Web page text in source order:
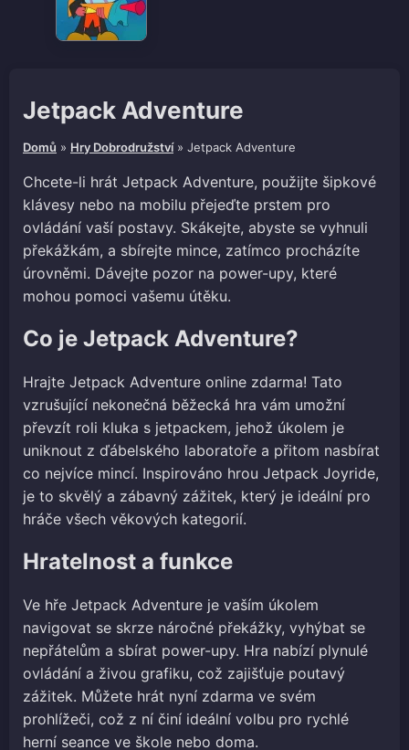
Jetpack Adventure
Domů » Hry Dobrodružství » Jetpack Adventure
Chcete-li hrát Jetpack Adventure, použijte šipkové
klávesy nebo na mobilu přejeďte prstem pro
ovládání vaší postavy. Skákejte, abyste se vyhnuli
překážkám, a sbírejte mince, zatímco procházíte
úrovněmi. Dávejte pozor na power-upy, které
mohou pomoci vašemu útěku.
Co je Jetpack Adventure?
Hrajte Jetpack Adventure online zdarma! Tato
vzrušující nekonečná běžecká hra vám umožní
převzít roli kluka s jetpackem, jehož úkolem je
uniknout z ďábelského laboratoře a přitom nasbírat
co nejvíce mincí. Inspirováno hrou Jetpack Joyride,
je to skvělý a zábavný zážitek, který je ideální pro
hráče všech věkových kategorií.
Hratelnost a funkce
Ve hře Jetpack Adventure je vaším úkolem
navigovat se skrze náročné překážky, vyhýbat se
nepřátelům a sbírat power-upy. Hra nabízí plynulé
ovládání a živou grafiku, což zajišťuje poutavý
zážitek. Můžete hrát nyní zdarma ve svém
prohlížeči, což z ní činí ideální volbu pro rychlé
herní seance ve škole nebo doma.